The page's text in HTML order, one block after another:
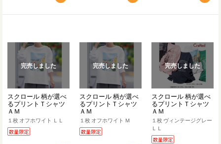
完売しました
スクロール 柄が選べ
るプリントＴシャツ
ＡＭ
１枚 オフホワイト ＬＬ
数量限定
完売しました
スクロール 柄が選べ
るプリントＴシャツ
ＡＭ
１枚 オフホワイト Ｍ
数量限定
完売しました
スクロール 柄が選べ
るプリントＴシャツ
ＡＭ
１枚 ヴィンテージグレー
ＬＬ
数量限定